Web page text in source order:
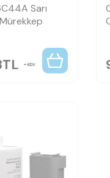
Sarı
TL KDV